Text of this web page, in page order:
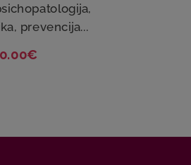
prevencija...
0.00€